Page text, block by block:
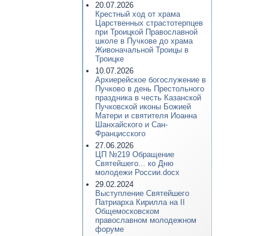
20.07.2026
Крестный ход от храма
Царственных страстотерпцев
при Троицкой Православной
школе в Пучкове до храма
Живоначальной Троицы в
Троицке
10.07.2026
Архиерейское богослужение в
Пучково в день Престольного
праздника в честь Казанской
Пучковской иконы Божией
Матери и святителя Иоанна
Шанхайского и Сан-
Францисского
27.06.2026
ЦП №219 Обращение
Святейшего... ко Дню
молодежи России.docx
29.02.2024
Выступление Святейшего
Патриарха Кирилла на II
Общемосковском
православном молодежном
форуме